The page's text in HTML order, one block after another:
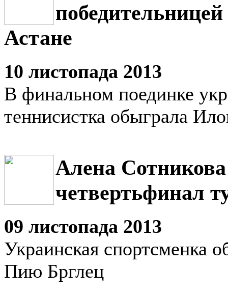
Астане
10 листопада 2013
В финальном поединке
теннисистка обыграла
Алена
четвертьфинал
09 листопада 2013
Украинская спортсменка
Пию Брглец